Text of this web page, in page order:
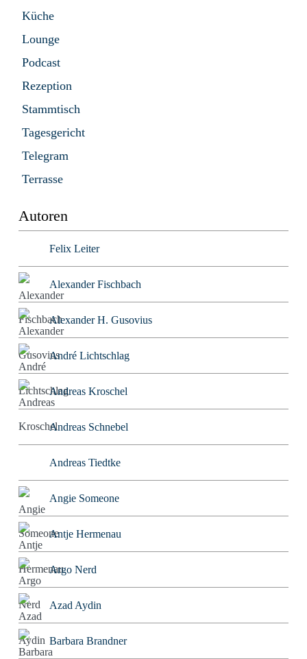
Küche
Lounge
Podcast
Rezeption
Stammtisch
Tagesgericht
Telegram
Terrasse
Autoren
Felix Leiter
Alexander Fischbach
Alexander H. Gusovius
André Lichtschlag
Andreas Kroschel
Andreas Schnebel
Andreas Tiedtke
Angie Someone
Antje Hermenau
Argo Nerd
Azad Aydin
Barbara Brandner